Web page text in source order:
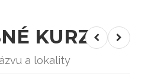
KURZY
a lokality